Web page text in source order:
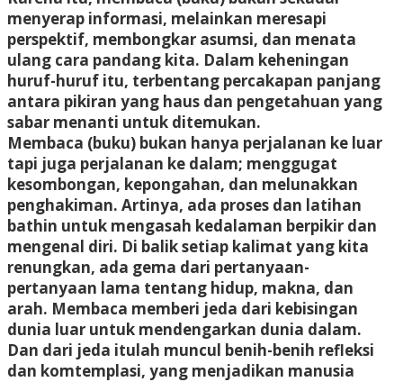
menyerap informasi, melainkan meresapi
perspektif, membongkar asumsi, dan menata
ulang cara pandang kita. Dalam keheningan
huruf-huruf itu, terbentang percakapan panjang
antara pikiran yang haus dan pengetahuan yang
sabar menanti untuk ditemukan.
Membaca (buku) bukan hanya perjalanan ke luar
tapi juga perjalanan ke dalam; menggugat
kesombongan, kepongahan, dan melunakkan
penghakiman. Artinya, ada proses dan latihan
bathin untuk mengasah kedalaman berpikir dan
mengenal diri. Di balik setiap kalimat yang kita
renungkan, ada gema dari pertanyaan-
pertanyaan lama tentang hidup, makna, dan
arah. Membaca memberi jeda dari kebisingan
dunia luar untuk mendengarkan dunia dalam.
Dan dari jeda itulah muncul benih-benih refleksi
dan komtemplasi, yang menjadikan manusia